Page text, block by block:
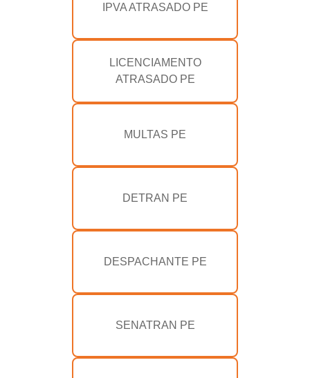
IPVA ATRASADO PE
LICENCIAMENTO
ATRASADO PE
MULTAS PE
DETRAN PE
DESPACHANTE PE
SENATRAN PE